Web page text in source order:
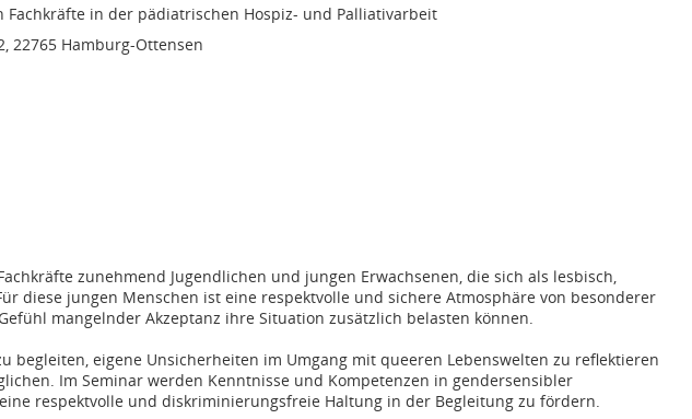
Fachkräfte in der pädiatrischen Hospiz- und Palliativarbeit
22765 Hamburg-Ottensen
zunehmend Jugendlichen und jungen Erwachsenen, die sich als lesbisch,
diese jungen Menschen ist eine respektvolle und sichere Atmosphäre von besonderer
mangelnder Akzeptanz ihre Situation zusätzlich belasten können.
begleiten, eigene Unsicherheiten im Umgang mit queeren Lebenswelten zu reflektieren
Im Seminar werden Kenntnisse und Kompetenzen in gendersensibler
respektvolle und diskriminierungsfreie Haltung in der Begleitung zu fördern.